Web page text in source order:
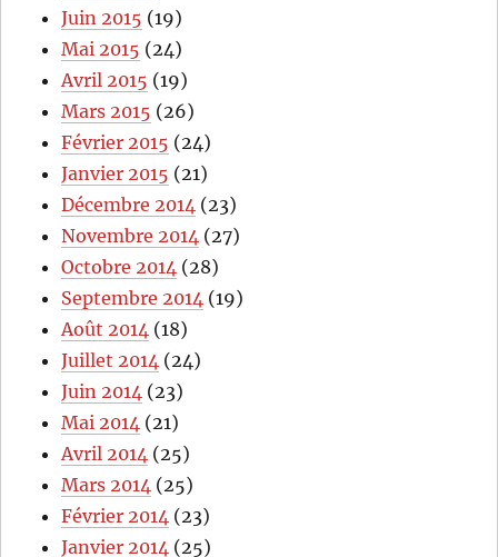
Juin 2015 (19)
Mai 2015 (24)
Avril 2015 (19)
Mars 2015 (26)
Février 2015 (24)
Janvier 2015 (21)
Décembre 2014 (23)
Novembre 2014 (27)
Octobre 2014 (28)
Septembre 2014 (19)
Août 2014 (18)
Juillet 2014 (24)
Juin 2014 (23)
Mai 2014 (21)
Avril 2014 (25)
Mars 2014 (25)
Février 2014 (23)
Janvier 2014 (25)